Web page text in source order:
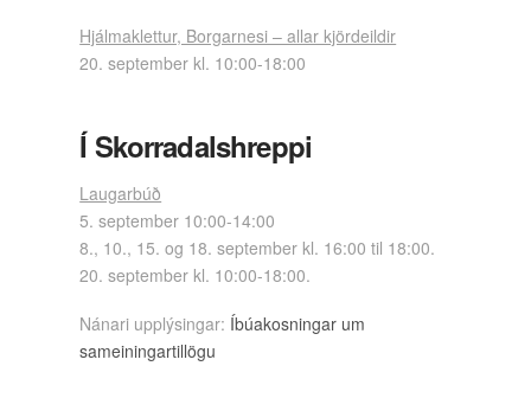
Hjálmaklettur, Borgarnesi – allar kjördeildir
20. september kl. 10:00-18:00
Í Skorradalshreppi
Laugarbúð
5. september 10:00-14:00
8., 10., 15. og 18. september kl. 16:00 til 18:00.
20. september kl. 10:00-18:00.
Nánari upplýsingar: Íbúakosningar um
sameiningartillögu